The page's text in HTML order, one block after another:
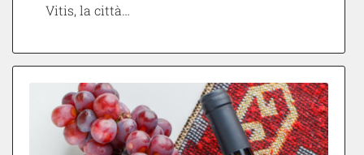
Vitis, la città…